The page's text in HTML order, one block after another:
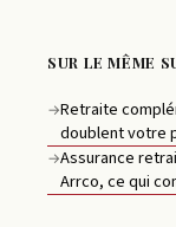
SUR LE MÊME
→Retraite
doublent votre
→Assurance
Arrco, ce qui